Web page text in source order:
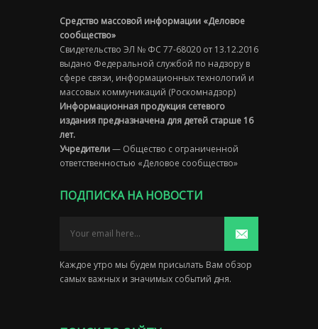
Средство массовой информации «Деловое
сообщество»
Свидетельство ЭЛ № ФС 77-68020 от 13.12.2016
выдано Федеральной службой по надзору в
сфере связи, информационных технологий и
массовых коммуникаций (Роскомнадзор)
Информационная продукция сетевого
издания предназначена для детей старше 16
лет.
Учредители— Общество с ограниченной
ответственностью «Деловое сообщество»
ПОДПИСКА НА НОВОСТИ
Каждое утро мы будем присылать Вам обзор
самых важных и значимых событий дня.